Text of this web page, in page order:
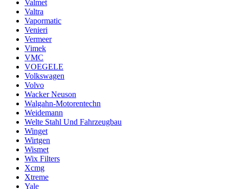
Valmet
Valtra
Vapormatic
Venieri
Vermeer
Vimek
VMC
VOEGELE
Volkswagen
Volvo
Wacker Neuson
Walgahn-Motorentechn
Weidemann
Welte Stahl Und Fahrzeugbau
Winget
Wirtgen
Wismet
Wix Filters
Xcmg
Xtreme
Yale